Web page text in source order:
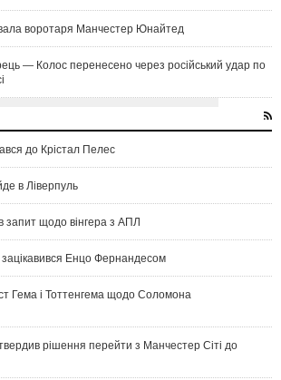
воротаря Манчестер Юнайтед
— Колос перенесено через російський удар по
до Крістал Пелес
в Ліверпуль
запит щодо вінгера з АПЛ
зацікавився Енцо Фернандесом
Гема і Тоттенгема щодо Соломона
рішення перейти з Манчестер Сіті до